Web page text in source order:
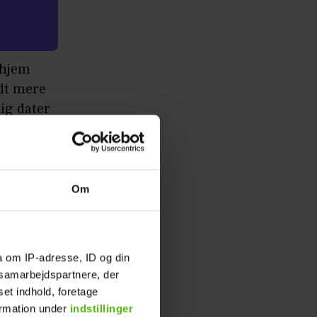
Om
om IP-adresse, ID og din
der
indhold, foretage
under indstillinger
mere
dater
har i